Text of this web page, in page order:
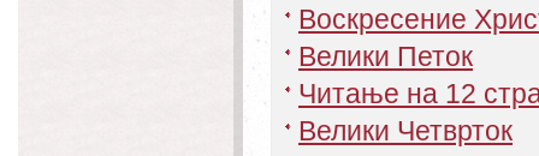
Воскресение
Велики Петок
Читање на 12
Велики Четврток